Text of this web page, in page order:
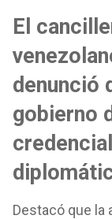
El
denunció
gobierno
Destacó que la